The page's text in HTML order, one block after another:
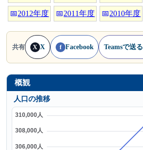
📅2012年度 📅2011年度 📅2010年度
共有 X X f Facebook Teamsで送る
概観
人口の推移